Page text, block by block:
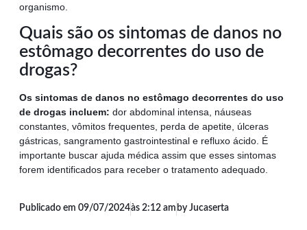
organismo.
Quais são os sintomas de danos no
estômago decorrentes do uso de
drogas?
Os sintomas de danos no estômago decorrentes do uso
de drogas incluem: dor abdominal intensa, náuseas
constantes, vômitos frequentes, perda de apetite, úlceras
gástricas, sangramento gastrointestinal e refluxo ácido. É
importante buscar ajuda médica assim que esses sintomas
forem identificados para receber o tratamento adequado.
Publicado em 09/07/2024às 2:12 am by Jucaserta